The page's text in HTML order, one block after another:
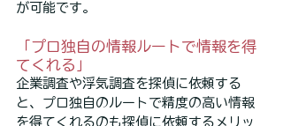
が可能です。
「プロ独自の情報ルートで情報を得
てくれる」
企業調査や浮気調査を探偵に依頼する
と、プロ独自のルートで精度の高い情報
を得てくれるのも探偵に依頼するメリッ